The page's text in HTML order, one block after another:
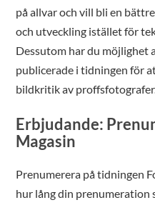
på allvar och vill bli en
och utveckling istället för
Dessutom har du möjlighet
publicerade i tidningen för
bildkritik av
Erbjudande:
Magasin
Prenumerera på tidningen
hur lång din prenumeration